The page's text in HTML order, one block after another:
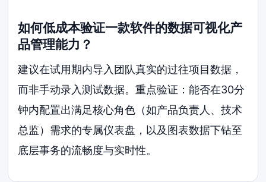
如何低成本验证一款软件的数据可视化产
品管理能力？
建议在试用期内导入团队真实的过往项目数据，
而非手动录入测试数据。重点验证：能否在30分
钟内配置出满足核心角色（如产品负责人、技术
总监）需求的专属仪表盘，以及图表数据下钻至
底层事务的流畅度与实时性。